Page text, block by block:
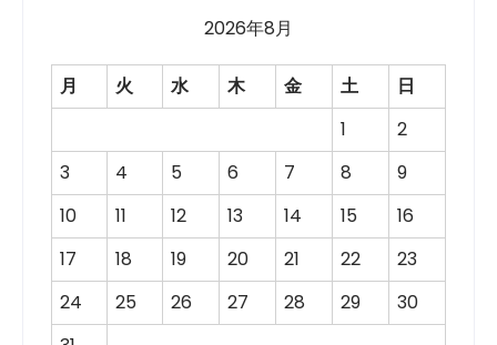
2026年8月
月 火 水 木 金 土
日
1
2
3
4 5 6 7 8
9
10
11 12 13 14 15
16
17
18 19 20 21 22
23
24
25 26 27 28 29
30